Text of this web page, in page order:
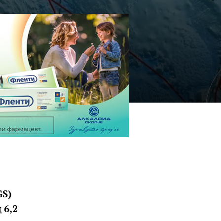
6,2